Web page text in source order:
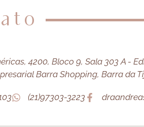
4200, Bloco 9, Sala 303 A -
Barra Shopping, Barra da
(21)97303-3223